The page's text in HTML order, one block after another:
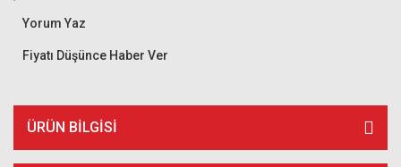
Yorum Yaz
Fiyatı Düşünce Haber Ver
ÜRÜN BILGISI